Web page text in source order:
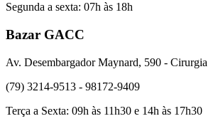
Segunda a sexta: 07h às 18h
Bazar GACC
Av. Desembargador Maynard, 590 - Cirurgia
(79) 3214-9513 - 98172-9409
Terça a Sexta: 09h às 11h30 e 14h às 17h30